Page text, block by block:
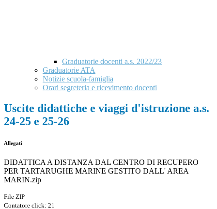
Graduatorie docenti a.s. 2022/23
Graduatorie ATA
Notizie scuola-famiglia
Orari segreteria e ricevimento docenti
Uscite didattiche e viaggi d'istruzione a.s.
24-25 e 25-26
Allegati
DIDATTICA A DISTANZA DAL CENTRO DI RECUPERO
PER TARTARUGHE MARINE GESTITO DALL' AREA
MARIN.zip
File ZIP
Contatore click: 21